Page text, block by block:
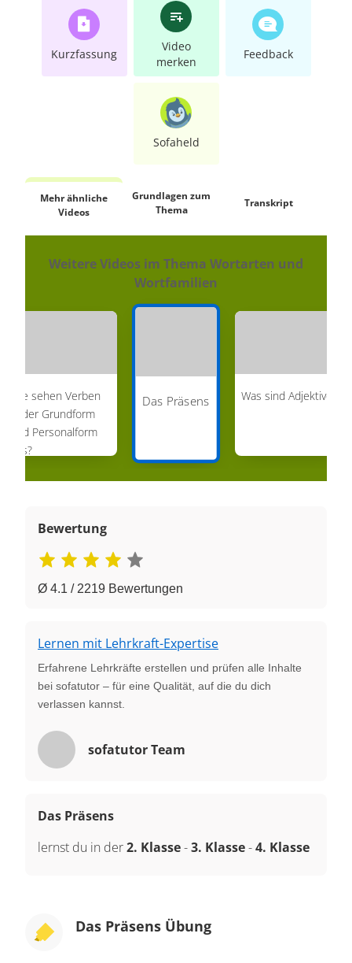
Kurzfassung
Video
merken
Feedback
Sofaheld
Mehr ähnliche
Videos
Grundlagen zum
Thema
Transkript
Weitere Videos im Thema Wortarten und
Wortfamilien
Wie sehen Verben
in der Grundform
und Personalform
aus?
Das Präsens Was sind Adjektive?
Bewertung
Ø 4.1 / 2219 Bewertungen
Lernen mit Lehrkraft-Expertise
Erfahrene Lehrkräfte erstellen und prüfen alle Inhalte
bei sofatutor – für eine Qualität, auf die du dich
verlassen kannst.
sofatutor Team
Das Präsens
lernst du in der2. Klasse-3. Klasse-4. Klasse
Das Präsens Übung